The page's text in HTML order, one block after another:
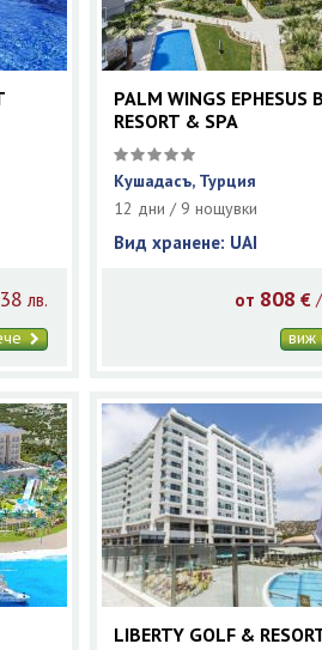
лв.
PALM WINGS EPHESUS
RESORT & SPA
Кушадасъ, Турция
12 дни / 9 нощувки
Вид хранене: UAI
от 808 € /
виж
LIBERTY GOLF &